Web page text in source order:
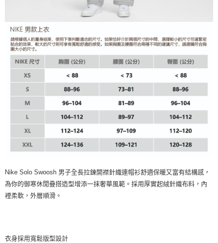
Nike Solo Swoosh 男子全長拉鍊開襟針織連帽衫舒適保暖又富有結構感，
為你的御寒休閒疊搭造型增添一抹奢華風範。採用厚實起絨針織布料，內
裡柔軟，外層順滑。
衣身採用寬鬆版型設計